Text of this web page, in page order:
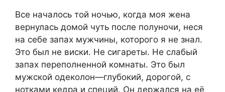
Все началось той ночью, когда моя жена
вернулась домой чуть после полуночи, неся
на себе запах мужчины, которого я не знал.
Это был не виски. Не сигареты. Не слабый
запах переполненной комнаты. Это был
мужской одеколон—глубокий, дорогой, с
нотками кедра и специй. Он держался на её